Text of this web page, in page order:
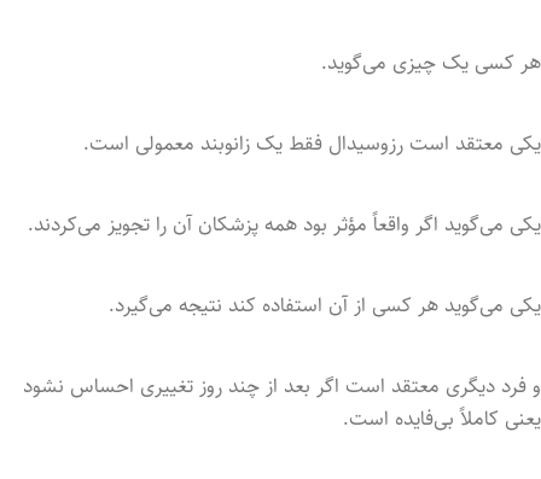
هر کسی یک چیزی می‌گوید.
یکی معتقد است رزوسیدال فقط یک زانوبند معمولی است.
یکی می‌گوید اگر واقعاً مؤثر بود همه پزشکان آن را تجویز می‌کردند.
یکی می‌گوید هر کسی از آن استفاده کند نتیجه می‌گیرد.
و فرد دیگری معتقد است اگر بعد از چند روز تغییری احساس نشود
یعنی کاملاً بی‌فایده است.